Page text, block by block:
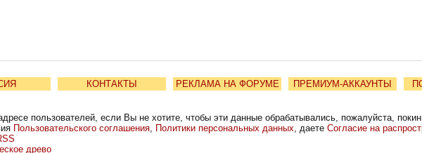
КОНТАКТЫ РЕКЛАМА НА ФОРУМЕ ПРЕМИУМ-АККАУНТЫ
пользователей, если Вы не хотите, чтобы эти данные обрабатывались, пожалуйста,
Пользовательского соглашения, Политики персональных данных, даете Согласие на
древо